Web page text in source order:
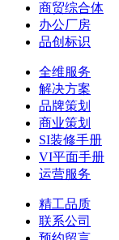
商贸综合体
办公厂房
品创标识
全维服务
解决方案
品牌策划
商业策划
SI装修手册
VI平面手册
运营服务
精工品质
联系公司